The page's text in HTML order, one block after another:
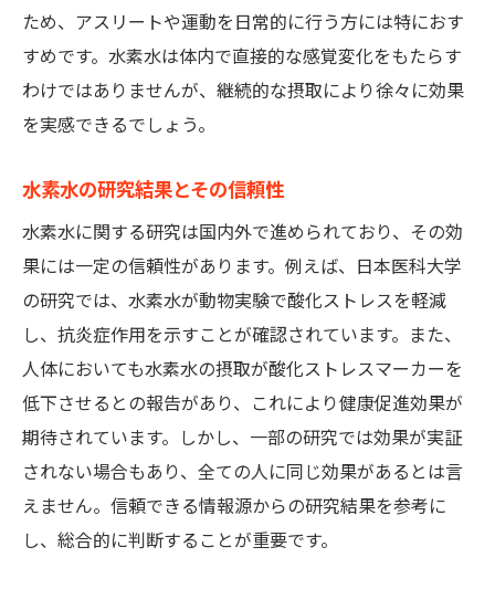
ため、アスリートや運動を日常的に行う方には特におす
すめです。水素水は体内で直接的な感覚変化をもたらす
わけではありませんが、継続的な摂取により徐々に効果
を実感できるでしょう。
水素水の研究結果とその信頼性
水素水に関する研究は国内外で進められており、その効
果には一定の信頼性があります。例えば、日本医科大学
の研究では、水素水が動物実験で酸化ストレスを軽減
し、抗炎症作用を示すことが確認されています。また、
人体においても水素水の摂取が酸化ストレスマーカーを
低下させるとの報告があり、これにより健康促進効果が
期待されています。しかし、一部の研究では効果が実証
されない場合もあり、全ての人に同じ効果があるとは言
えません。信頼できる情報源からの研究結果を参考に
し、総合的に判断することが重要です。